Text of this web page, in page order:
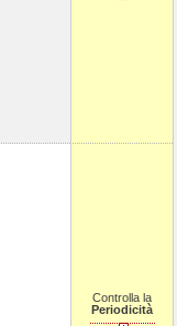
Controlla la
Periodicità